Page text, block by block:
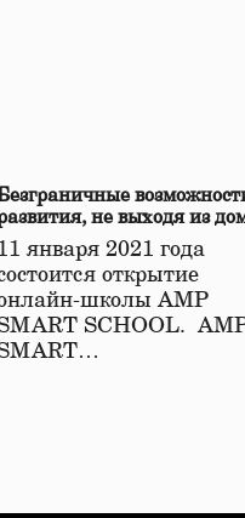
не выходя из
января 2021 года
открытие
школы АМР
SCHOOL.